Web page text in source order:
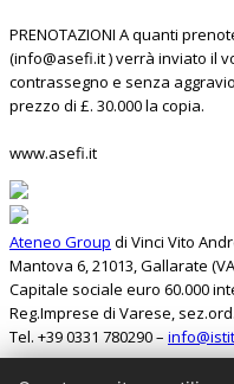
PRENOTAZIONI A quanti
(info@asefi.it ) verrà inviato il
contrassegno e senza
prezzo di £. 30.000 la copia.
www.asefi.it
Ateneo Group di Vinci Vito
Mantova 6, 21013, Gallarate
Capitale sociale euro 60.000
Reg.Imprese di Varese,
Tel. +39 0331 780290 –